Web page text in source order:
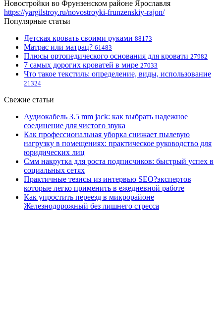
Новостройки во Фрунзенском районе Ярославля
https://yargilstroy.ru/novostroyki-frunzenskiy-rajon/
Популярные статьи
Детская кровать своими руками 88173
Матрас или матрац? 61483
Плюсы ортопедического основания для кровати 27982
7 самых дорогих кроватей в мире 27033
Что такое текстиль: определение, виды, использование
21324
Свежие статьи
Аудиокабель 3.5 mm jack: как выбрать надежное
соединение для чистого звука
Как профессиональная уборка снижает пылевую
нагрузку в помещениях: практическое руководство для
юридических лиц
Смм накрутка для роста подписчиков: быстрый успех в
социальных сетях
Практичные тезисы из интервью SEO?экспертов
которые легко применить в ежедневной работе
Как упростить переезд в микрорайоне
Железнодорожный без лишнего стресса